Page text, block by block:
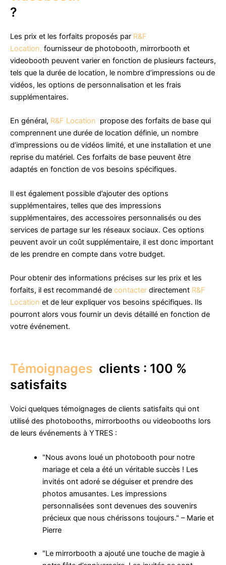
?
Les prix et les forfaits proposés par R&F
Location, fournisseur de photobooth, mirrorbooth et
videobooth peuvent varier en fonction de plusieurs facteurs,
tels que la durée de location, le nombre d’impressions ou de
vidéos, les options de personnalisation et les frais
supplémentaires.
En général, R&F Location propose des forfaits de base qui
comprennent une durée de location définie, un nombre
d’impressions ou de vidéos limité, et une installation et une
reprise du matériel. Ces forfaits de base peuvent être
adaptés en fonction de vos besoins spécifiques.
Il est également possible d’ajouter des options
supplémentaires, telles que des impressions
supplémentaires, des accessoires personnalisés ou des
services de partage sur les réseaux sociaux. Ces options
peuvent avoir un coût supplémentaire, il est donc important
de les prendre en compte dans votre budget.
Pour obtenir des informations précises sur les prix et les
forfaits, il est recommandé de contacter directement R&F
Location et de leur expliquer vos besoins spécifiques. Ils
pourront alors vous fournir un devis détaillé en fonction de
votre événement.
Témoignages clients : 100 %
satisfaits
Voici quelques témoignages de clients satisfaits qui ont
utilisé des photobooths, mirrorbooths ou videobooths lors
de leurs événements à YTRES :
"Nous avons loué un photobooth pour notre
mariage et cela a été un véritable succès ! Les
invités ont adoré se déguiser et prendre des
photos amusantes. Les impressions
personnalisées sont devenues des souvenirs
précieux que nous chérissons toujours." – Marie et
Pierre
"Le mirrorbooth a ajouté une touche de magie à